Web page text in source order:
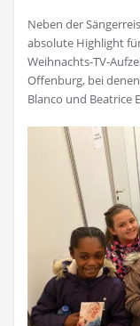
Neben der
absolute Highlight
Weihnachts-TV-
Offenburg, bei
Blanco und Beatrice